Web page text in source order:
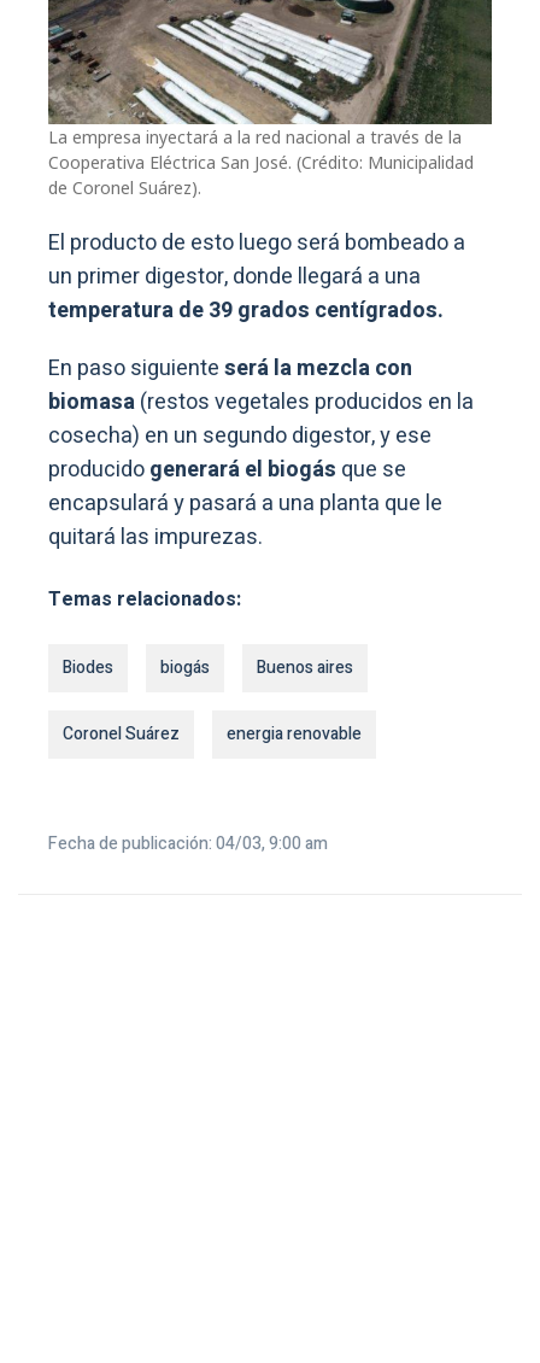
La empresa inyectará a la red nacional a través de la
Cooperativa Eléctrica San José. (Crédito: Municipalidad
de Coronel Suárez).
El producto de esto luego será bombeado a
un primer digestor, donde llegará a una
temperatura de 39 grados centígrados.
En paso siguienteserá la mezcla con
biomasa(restos vegetales producidos en la
cosecha) en un segundo digestor, y ese
producidogenerará el biogás que se
encapsulará y pasará a una planta que le
quitará las impurezas.
Temas relacionados:
Biodes biogás Buenos aires
Coronel Suárez energia renovable
Fecha de publicación: 04/03, 9:00 am